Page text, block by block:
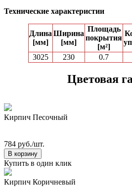
Технические характеристии
Длина
[мм]
Ширина
[мм]
Площадь
покрытия
[м²]
3025
230 0.7
Цветовая
Кирпич Песочный
784 руб./шт.
В корзину
Купить в один клик
Кирпич Коричневый